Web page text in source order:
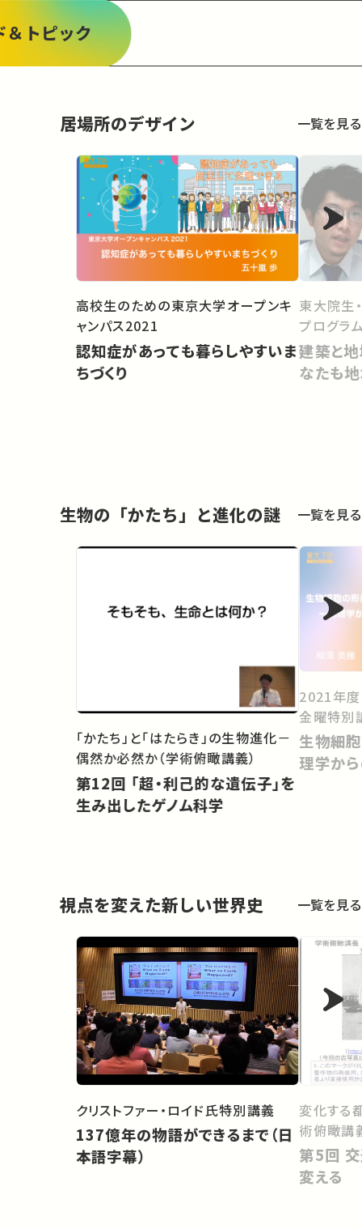
＆トピック
居場所のデザイン 一覧を見る
高校生のための東京大学オープンキ
ャンパス2021
認知症があっても暮らしやすいま
ちづくり
東大院生
プログラ
建築と
なたも地
生物の「かたち」と進化の謎 一覧を見る
「かたち」と「はたらき」の生物進化－
偶然か必然か（学術俯瞰講義）
第12回 「超・利己的な遺伝子」を
生み出したゲノム科学
2021年度
金曜特別
生物細
理学か
視点を変えた新しい世界史 一覧を見る
クリストファー・ロイド氏特別講義
137億年の物語ができるまで（日
本語字幕）
変化する
術俯瞰講
第5回 交通の技術が都市の形を
変える